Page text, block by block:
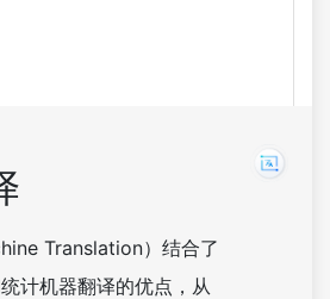
Translation）结合了
计机器翻译的优点，从